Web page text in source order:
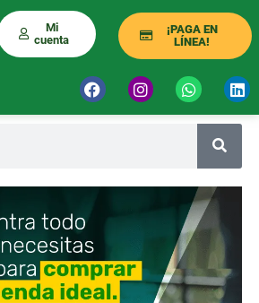
Mi
cuenta
¡PAGA EN
LÍNEA!